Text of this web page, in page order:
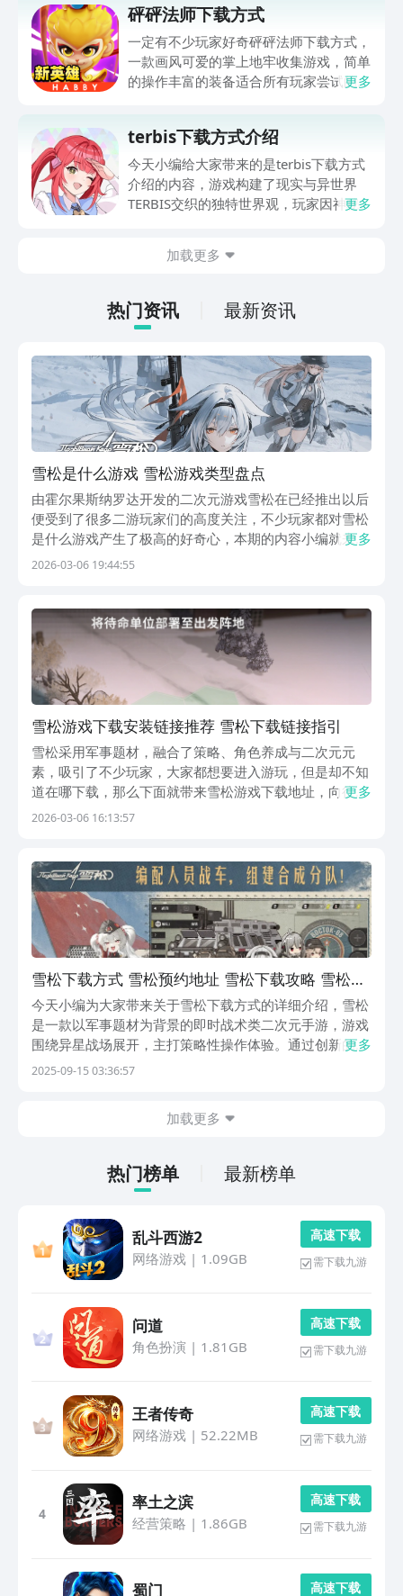
砰砰法师下载方式
一定有不少玩家好奇砰砰法师下载方式，
一款画风可爱的掌上地牢收集游戏，简单
的操作丰富的装备适合所有玩家尝试的休
了解在什么地方可以下载游玩，一起来看
一下下载的地址，下一个试一下好不好
玩。
更多
terbis下载方式介绍
今天小编给大家带来的是terbis下载方式
介绍的内容，游戏构建了现实与异世界
TERBIS交织的独特世界观，玩家因神秘
程，将自动战斗与手动策略操控相结合的
系，以及丰富的社交互动玩法，形成差异
化的游戏体验，满足玩家对策略、探索与
看吧。
更多
加载更多
热门资讯 最新资讯
雪松是什么游戏 雪松游戏类型盘点
由霍尔果斯纳罗达开发的二次元游戏雪松在已经推出以后
便受到了很多二游玩家们的高度关注，不少玩家都对雪松
是什么游戏产生了极高的好奇心，本期的内容小编就来告
诉诸位玩家，雪松到底是一款什么题材的游戏，让玩家们
址：》...
更多
2026-03-06 19:44:55
雪松游戏下载安装链接推荐 雪松下载链接指引
雪松采用军事题材，融合了策略、角色养成与二次元元
素，吸引了不少玩家，大家都想要进入游玩，但是却不知
道在哪下载，那么下面就带来雪松游戏下载地址，向往的
可以赶紧来看一看下文，进入这个游戏世界当中，邂逅多
暂...
更多
2026-03-06 16:13:57
雪松下载方式 雪松预约地址 雪松下载攻略 雪松预
约入口指南
今天小编为大家带来关于雪松下载方式的详细介绍，雪松
是一款以军事题材为背景的即时战术类二次元手游，游戏
围绕异星战场展开，主打策略性操作体验。通过创新的战
术机制、多维度角色成长系统以及高度沉浸的视听表现，
更多
2025-09-15 03:36:57
加载更多
热门榜单 最新榜单
乱斗西游2
网络游戏| 1.09GB
高 速 下 载
需下载九游
问道
角色扮演 | 1.81GB
高 速 下 载
需下载九游
王者传奇
网络游戏| 52.22MB
高 速 下 载
需下载九游
4
率土之滨
经营策略 | 1.86GB
高 速 下 载
需下载九游
蜀门 高 速 下 载